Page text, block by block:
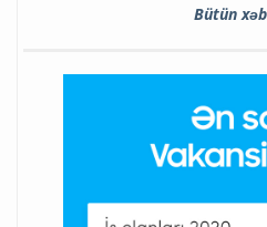
Bütün